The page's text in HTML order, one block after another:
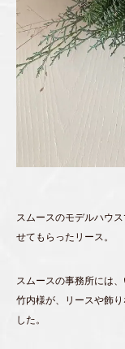
スムースのモデルハウ
せてもらったリース。
スムースの事務所には
竹内様が、リースや飾
した。